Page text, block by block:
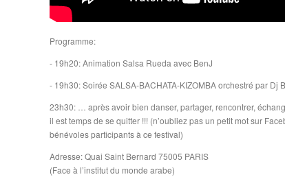
Programme:
- 19h20: Animation Salsa Rueda avec BenJ
- 19h30: Soirée SALSA-BACHATA-KIZOMBA orchestré par Dj
23h30: … après avoir bien danser, partager, rencontrer,
il est temps de se quitter !!! (n’oubliez pas un petit mot sur
bénévoles participants à ce festival)
Adresse: Quai Saint Bernard 75005 PARIS
(Face à l’institut du monde arabe)